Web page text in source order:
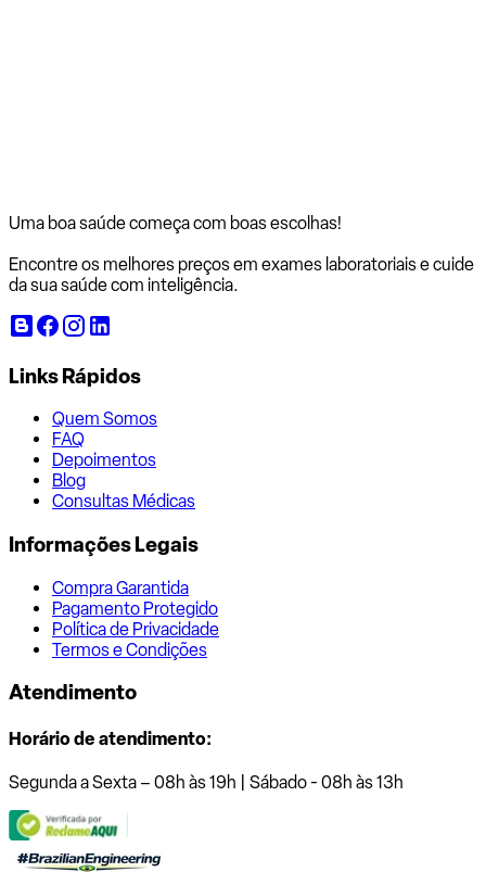
Uma boa saúde começa com boas escolhas!
Encontre os melhores preços em exames laboratoriais e cuide
da sua saúde com inteligência.
Links Rápidos
Quem Somos
FAQ
Depoimentos
Blog
Consultas Médicas
Informações Legais
Compra Garantida
Pagamento Protegido
Política de Privacidade
Termos e Condições
Atendimento
Horário de atendimento:
Segunda a Sexta – 08h às 19h | Sábado - 08h às 13h